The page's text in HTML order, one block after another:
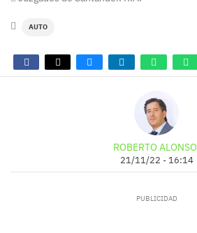
AUTO
ROBERTO ALONSO
21/11/22 - 16:14